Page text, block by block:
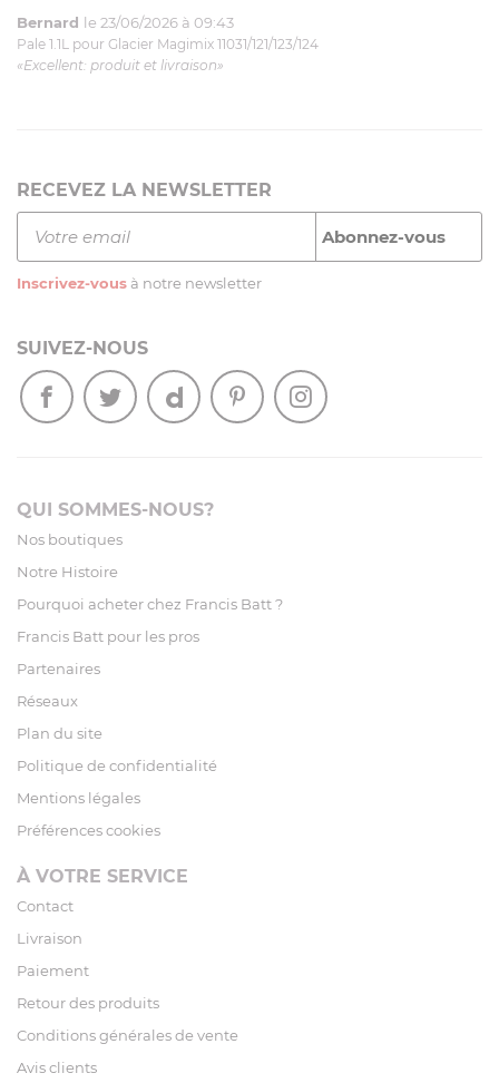
Bernard le 23/06/2026 à 09:43
Pale 1.1L pour Glacier Magimix 11031/121/123/124
«Excellent: produit et livraison»
RECEVEZ LA NEWSLETTER
Inscrivez-vous à notre newsletter
SUIVEZ-NOUS
QUI SOMMES-NOUS?
Nos boutiques
Notre Histoire
Pourquoi acheter chez Francis Batt ?
Francis Batt pour les pros
Partenaires
Réseaux
Plan du site
Politique de confidentialité
Mentions légales
Préférences cookies
À VOTRE SERVICE
Contact
Livraison
Paiement
Retour des produits
Conditions générales de vente
Avis clients